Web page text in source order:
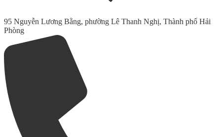
95 Nguyễn Lương Bằng, phường Lê Thanh Nghị, Thành phố Hải
Phòng